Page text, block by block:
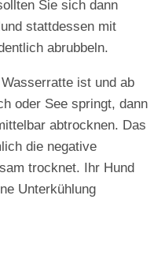
Sie sich dann
stattdessen mit
abrubbeln.
ist und ab
oder See springt, dann
abtrocknen. Das
die negative
trocknet. Ihr Hund
Unterkühlung